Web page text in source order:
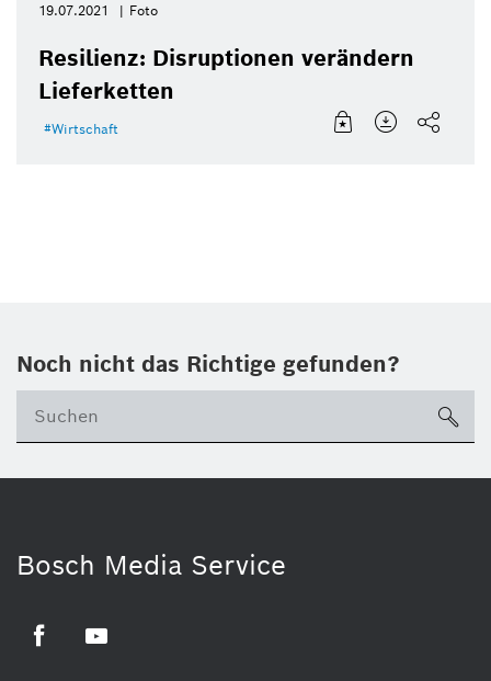
19.07.2021 Foto
Resilienz: Disruptionen verändern
Lieferketten
Wirtschaft
Noch nicht das Richtige gefunden?
Bosch Media Service